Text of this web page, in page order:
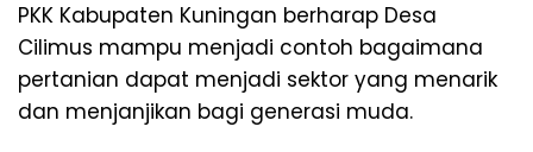
PKK Kabupaten Kuningan berharap Desa
Cilimus mampu menjadi contoh bagaimana
pertanian dapat menjadi sektor yang menarik
dan menjanjikan bagi generasi muda.